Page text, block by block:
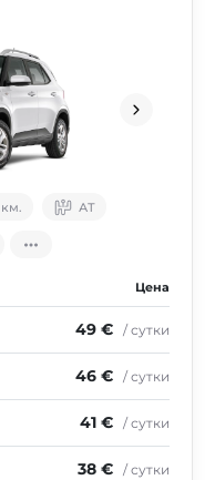
км. АТ
Цена
49 € / сутки
46 € / сутки
41 € / сутки
38 € / сутки